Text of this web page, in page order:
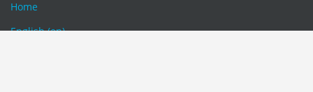
Home
English ‎(en)‎